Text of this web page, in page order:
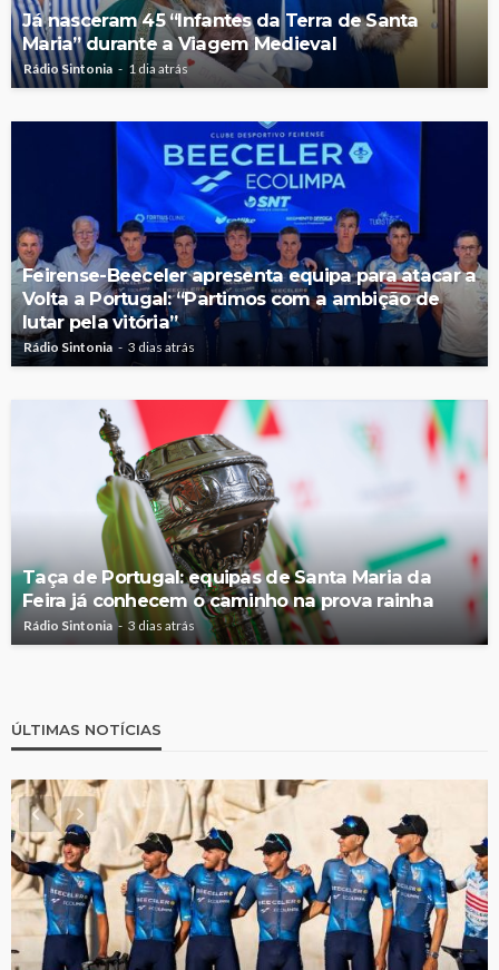
Já nasceram 45 “Infantes da Terra de Santa
Maria” durante a Viagem Medieval
Rádio Sintonia 1 dia atrás
Feirense-Beeceler apresenta equipa para atacar a
Volta a Portugal: “Partimos com a ambição de
lutar pela vitória”
Rádio Sintonia 3 dias atrás
Taça de Portugal: equipas de Santa Maria da
Feira já conhecem o caminho na prova rainha
Rádio Sintonia 3 dias atrás
ÚLTIMAS NOTÍCIAS